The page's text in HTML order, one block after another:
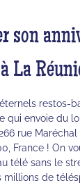
son
La
restos-
qui envoie du
rue
France ! On
télé sans le
millions de